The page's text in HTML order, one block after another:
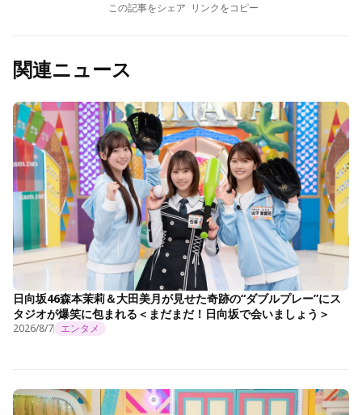
この記事をシェア リンクをコピー
関連ニュース
日向坂46森本茉莉＆大田美月が見せた奇跡の“ダブルプレー”にス
タジオが爆笑に包まれる＜まだまだ！日向坂で会いましょう＞
2026/8/7 エンタメ